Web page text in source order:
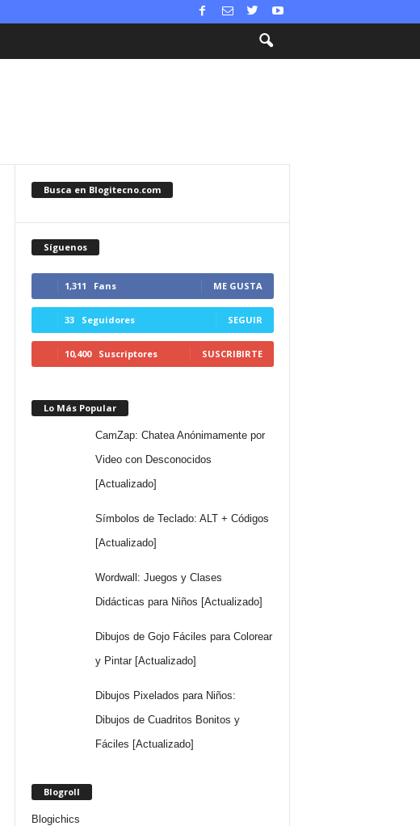
Busca en Blogitecno.com
Síguenos
1,311 Fans ME GUSTA
33 Seguidores SEGUIR
10,400 Suscriptores SUSCRIBIRTE
Lo Más Popular
CamZap: Chatea Anónimamente por
Video con Desconocidos
[Actualizado]
Símbolos de Teclado: ALT + Códigos
[Actualizado]
Wordwall: Juegos y Clases
Didácticas para Niños [Actualizado]
Dibujos de Gojo Fáciles para Colorear
y Pintar [Actualizado]
Dibujos Pixelados para Niños:
Dibujos de Cuadritos Bonitos y
Fáciles [Actualizado]
Blogroll
Blogichics